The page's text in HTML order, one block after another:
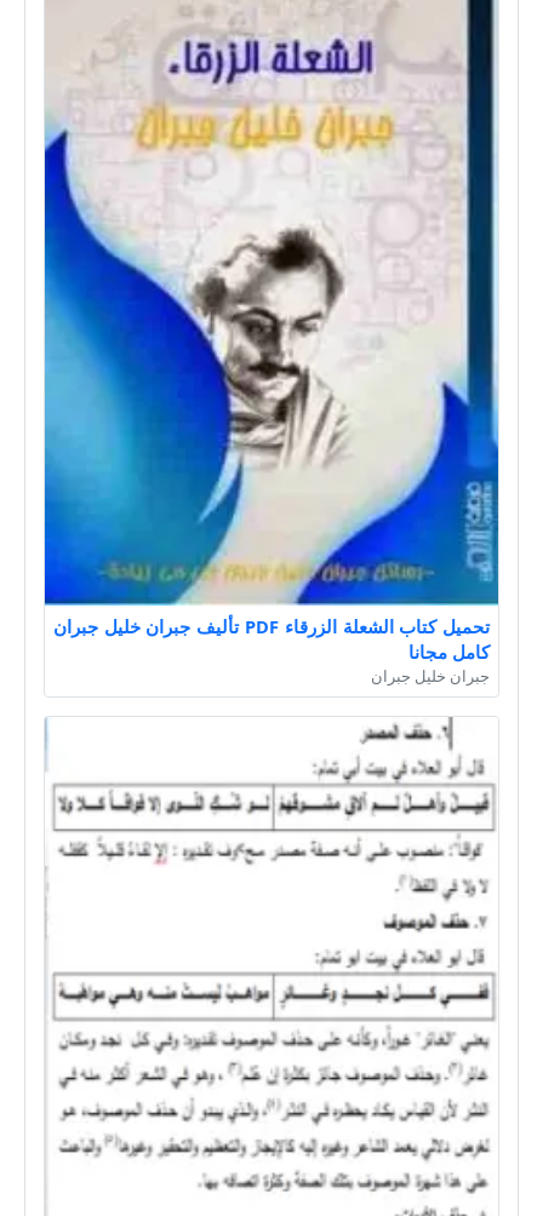
تحميل كتاب الشعلة الزرقاء PDF تأليف جبران خليل جبران
كامل مجانا
جبران خليل جبران